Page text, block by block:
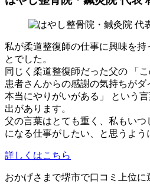
私が柔道整復師の仕事に興味を持
とでした。
同じく柔道整復師だった父の 「
患者さんからの感謝の気持ちがダ
本当にやりがいがある」 という
出があります。
父の言葉はとても重く、私もい
になる仕事がしたい、と思うよう
詳しくはこちら
おかげさまで堺市で口コミ上位に